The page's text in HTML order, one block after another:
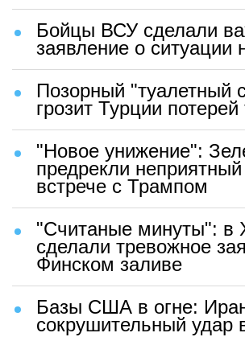
Бойцы ВСУ сделали
заявление о ситуации
Позорный "туалетный
грозит Турции потерей
"Новое унижение":
предрекли
встрече с Трампом
"Считаные минуты": в
сделали тревожное
Финском заливе
Базы США в огне:
сокрушительный удар